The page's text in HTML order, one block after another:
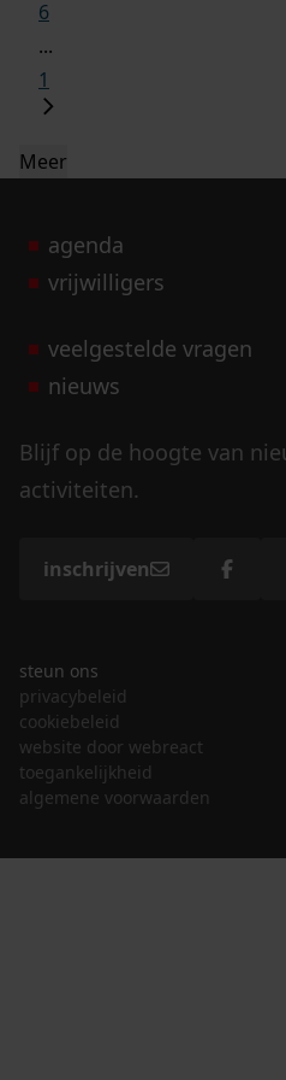
6
...
1
Meer
agenda
vrijwilligers
veelgestelde vragen
nieuws
Blijf op de hoogte van
activiteiten.
inschrijven
steun ons
privacybeleid
cookiebeleid
website door webreact
toegankelijkheid
algemene voorwaarden